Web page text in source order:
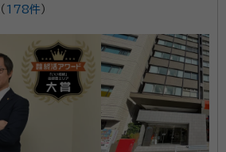
（ 178件 ）